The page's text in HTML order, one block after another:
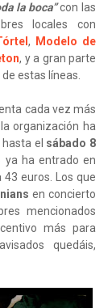
la boca”con las
locales con
,
Modelo de
, y a gran parte
estas líneas.
cada vez más
organización ha
hasta el sábado 8
ya ha entrado en
euros. Los que
en concierto
mencionados
más para
quedáis,